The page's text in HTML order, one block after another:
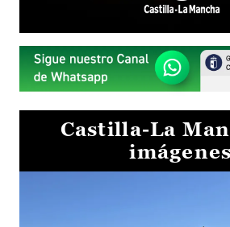
Castilla-La
imágenes